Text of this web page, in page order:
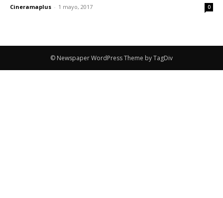
Cineramaplus - 1 mayo, 2017 0
© Newspaper WordPress Theme by TagDiv